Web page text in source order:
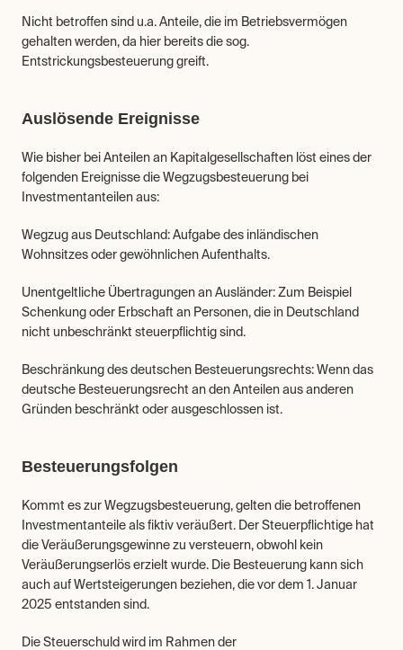
Nicht betroffen sind u.a. Anteile, die im Betriebsvermögen
gehalten werden, da hier bereits die sog.
Entstrickungsbesteuerung greift.
Auslösende Ereignisse
Wie bisher bei Anteilen an Kapitalgesellschaften löst eines der
folgenden Ereignisse die Wegzugsbesteuerung bei
Investmentanteilen aus:
Wegzug aus Deutschland: Aufgabe des inländischen
Wohnsitzes oder gewöhnlichen Aufenthalts.
Unentgeltliche Übertragungen an Ausländer: Zum Beispiel
Schenkung oder Erbschaft an Personen, die in Deutschland
nicht unbeschränkt steuerpflichtig sind.
Beschränkung des deutschen Besteuerungsrechts: Wenn das
deutsche Besteuerungsrecht an den Anteilen aus anderen
Gründen beschränkt oder ausgeschlossen ist.
Besteuerungsfolgen
Kommt es zur Wegzugsbesteuerung, gelten die betroffenen
Investmentanteile als fiktiv veräußert. Der Steuerpflichtige hat
die Veräußerungsgewinne zu versteuern, obwohl kein
Veräußerungserlös erzielt wurde. Die Besteuerung kann sich
auch auf Wertsteigerungen beziehen, die vor dem 1. Januar
2025 entstanden sind.
Die Steuerschuld wird im Rahmen der